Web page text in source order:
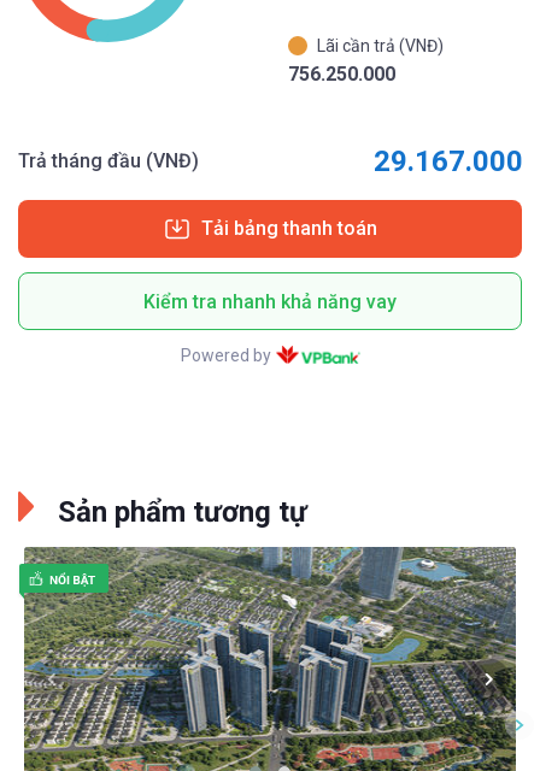
Lãi cần trả (VNĐ)
756.250.000
Trả tháng đầu (VNĐ) 29.167.000
Tải bảng thanh toán
Kiểm tra nhanh khả năng vay
Powered by
Sản phẩm tương tự